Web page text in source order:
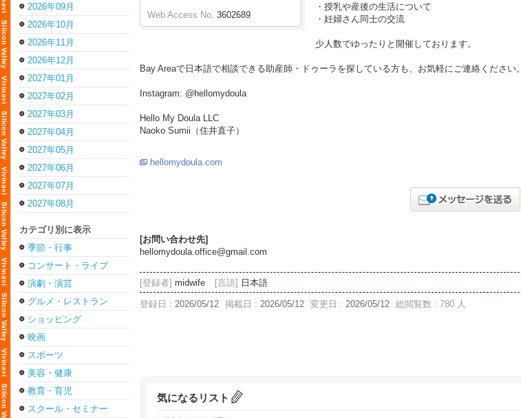
2026年09月
2026年10月
2026年11月
2026年12月
2027年01月
2027年02月
2027年03月
2027年04月
2027年05月
2027年06月
2027年07月
2027年08月
カテゴリ別に表示
季節・行事
コンサート・ライブ
演劇・演芸
グルメ・レストラン
ショッピング
映画
スポーツ
美容・健康
教育・育児
スクール・セミナー
Web Access No. 3602689
・授乳や産後の生活について
・妊婦さん同士の交流
少人数でゆったりと開催しております。
Bay Areaで日本語で相談できる助産師・ドゥーラを探している方も、お気軽にご連絡ください。
Instagram: @hellomydoula
Hello My Doula LLC
Naoko Sumii（住井直子）
hellomydoula.com
[お問い合わせ先]
hellomydoula.office@gmail.com
[登録者] midwife [言語] 日本語
登録日 : 2026/05/12 掲載日 : 2026/05/12 変更日 : 2026/05/12 総閲覧数 : 780 人
気になるリスト